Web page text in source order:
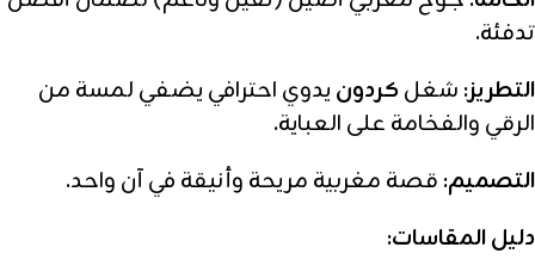
تدفئة.
التطريز: شغلكردون يدوي احترافي يضفي لمسة من
الرقي والفخامة على العباية.
التصميم: قصة مغربية مريحة وأنيقة في آن واحد.
دليل المقاسات: